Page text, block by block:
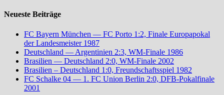
Neueste Beiträge
FC Bayern München — FC Porto 1:2, Finale Europapokal
der Landesmeister 1987
Deutschland — Argentinien 2:3, WM-Finale 1986
Brasilien — Deutschland 2:0, WM-Finale 2002
Brasilien – Deutschland 1:0, Freundschaftsspiel 1982
FC Schalke 04 — 1. FC Union Berlin 2:0, DFB-Pokalfinale
2001